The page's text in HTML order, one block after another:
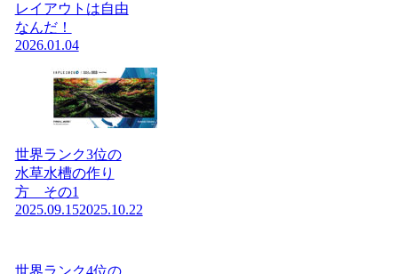
レイアウトは自由
なんだ！
2026.01.04
世界ランク3位の
水草水槽の作り
方 その1
2025.09.152025.10.22